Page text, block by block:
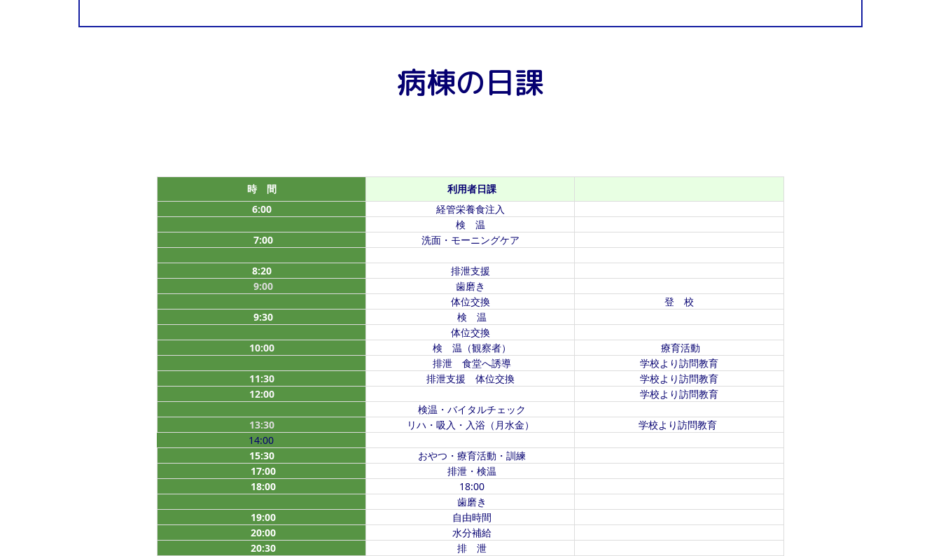
病棟の日課
時 間
利用者日課
6:00
経管栄養食注入
検 温
7:00
洗面・モーニングケア
8:20
排泄支援
9:00
歯磨き
体位交換
登 校
9:30
検 温
体位交換
10:00
検 温（観察者）
療育活動
排泄 食堂へ誘導
学校より訪問教育
11:30
排泄支援 体位交換
学校より訪問教育
12:00
学校より訪問教育
検温・バイタルチェック
13:30
リハ・吸入・入浴（月水金）
学校より訪問教育
14:00
15:30
おやつ・療育活動・訓練
17:00
排泄・検温
18:00
18:00
歯磨き
19:00
自由時間
20:00
水分補給
20:30
排 泄